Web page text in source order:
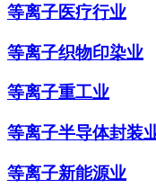
等离子医疗行业
等离子织物印染业
等离子重工业
等离子半导体封装
等离子新能源业